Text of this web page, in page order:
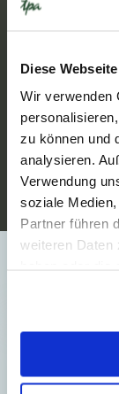
Diese
Wir verwenden
zu können und
analysieren.
Verwendung
soziale
Partner führen
weiteren Daten
2 Min.
2 % pre
roku
Od roku
prvýkrát
dane za
jednému